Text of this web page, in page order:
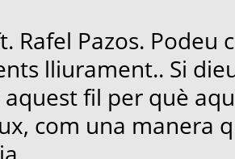
Rafel Pazos.
lliurament.. Si
aquest fil per què
com una manera